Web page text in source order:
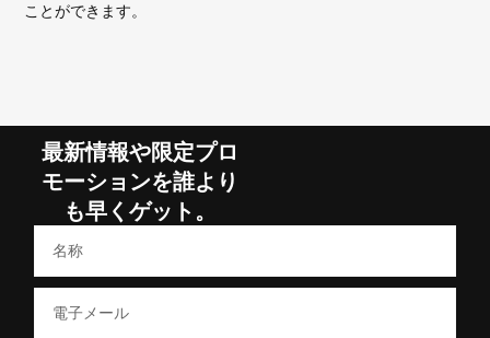
ことができます。
最新情報や限定プロ
モーションを誰より
も早くゲット。